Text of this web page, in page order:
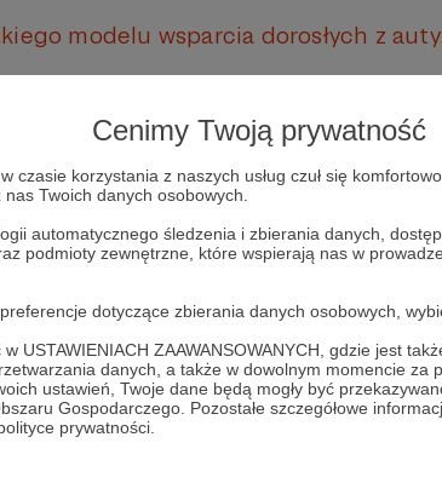
Cenimy Twoją prywatność
czasie korzystania z naszych usług czuł się
Twoich danych osobowych.
automatycznego śledzenia i zbierania danych,
podmioty zewnętrzne, które wspierają nas w
dotyczące zbierania danych osobowych,
USTAWIENIACH ZAAWANSOWANYCH, gdzie jest
danych, a także w dowolnym momencie za
ustawień, Twoje dane będą mogły być
Gospodarczego. Pozostałe szczegółowe
prywatności.
modelu wsparcia dorosłych z
Pomocy Osobom Autystycznym